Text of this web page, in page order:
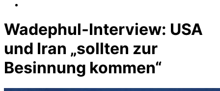
Wadephul-Interview: USA
und Iran „sollten zur
Besinnung kommen“